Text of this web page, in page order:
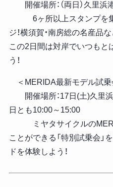
開催場所：（両日）久里浜
6ヶ所以上スタンプを集
ジ！横須賀・南房総の名産品
この2日間は対岸でいつもと
う！
＜MERIDA最新モデル試乗
開催場所：17日(土)久
日とも10:00～15:00
ミヤタサイクルの
ことができる「特別試乗会」
ドを体験しよう！